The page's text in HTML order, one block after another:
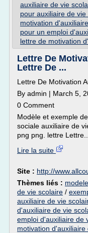
auxiliaire de vie
pour auxiliaire de vie
motivation
pour un emploi
lettre de motivation
Lettre De
Lettre De ...
Lettre De Motivation
By admin | March 5,
0 Comment
Modèle et exemple
sociale auxiliaire de
png png. lettre Lettre...
Lire la suite
Site : http://
Thèmes liés :
de vie scolaire /
auxiliaire de vie
d'auxiliaire de vie
emploi d'auxiliaire de
motivation d'auxiliaire